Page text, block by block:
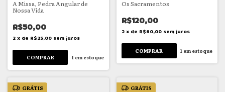
A Missa, Pedra Angular de
Nossa Vida
R$50,00
2 x de R$25,00 sem juros
1 em estoque
Os Sacramentos
R$120,00
2 x de R$60,00 sem juros
1 em estoque
GRÁTIS GRÁTIS